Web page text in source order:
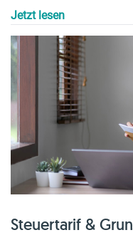
Jetzt lesen
Steuertarif &